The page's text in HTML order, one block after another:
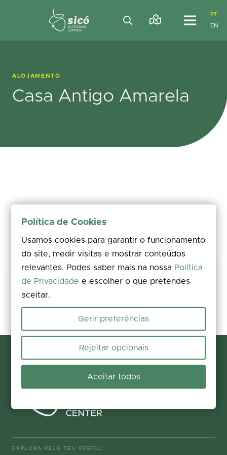
PT
EN
ALOJAMENTO
Casa Antigo Amarela
Partilha a tua experiência
Avalia, deixa um comentário e acrescenta fotos. A tua opinião
EXPLORA PELO TEU PERFIL:
Política de Cookies
Usamos cookies para garantir o funcionamento
do site, medir visitas e mostrar conteúdos
relevantes. Podes saber mais na nossa Política
de Privacidade e escolher o que pretendes
aceitar.
Gerir preferências
Rejeitar opcionais
Aceitar todos